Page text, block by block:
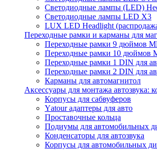
Светодиодные лампы (LED)
Светодиодные лампы LED X3
LUX LED Headlight
Переходные рамки и карманы для
Переходные рамки 9 дюймов
Переходные рамки 10 дюймов
Переходные рамки 1 DIN для
Переходные рамки 2 DIN для
Карманы для автомагнитол
Аксессуары для монтажа автозвука:
Корпусы для сабвуферов
Yаtour адаптеры для авто
Проставочные кольца
Подиумы для автомобильных
Конденсаторы для автозвука
Корпусы для автомобильных